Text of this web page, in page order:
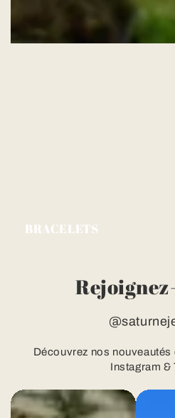
BRACELETS
Découvrez nos
Instagram &